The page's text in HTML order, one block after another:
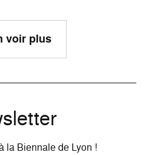
voir plus
la Biennale de Lyon !